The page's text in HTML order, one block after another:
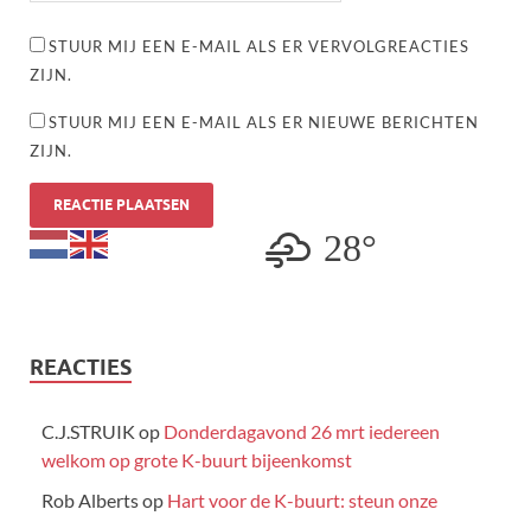
STUUR MIJ EEN E-MAIL ALS ER VERVOLGREACTIES
ZIJN.
STUUR MIJ EEN E-MAIL ALS ER NIEUWE BERICHTEN
ZIJN.
28°
REACTIES
C.J.STRUIK op Donderdagavond 26 mrt iedereen
welkom op grote K-buurt bijeenkomst
Rob Albertsop Hart voor de K-buurt: steun onze